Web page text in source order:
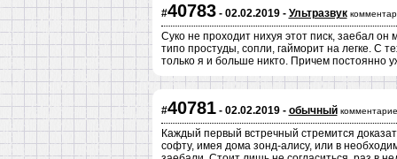
#40783- 02.02.2019 - Ультразвук
Суко не проходит нихуя этот писк, заебал он
типо простуды, сопли, гайморит на легке. С
только я и больше никто. Причем постоянно
#40781- 02.02.2019 - обычный
Каждый первый встречный стремится
софту, имея дома зонд-алису, или в